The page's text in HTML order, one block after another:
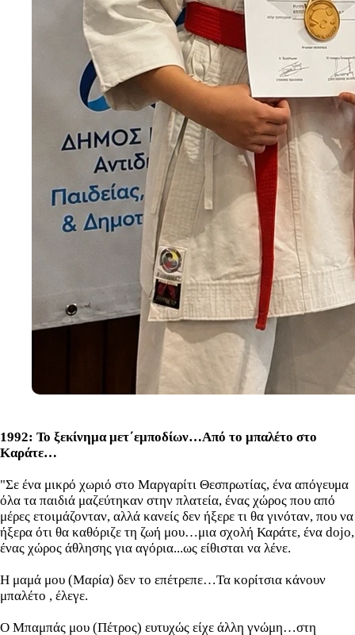
1992: Το ξεκίνημα μετ΄εμποδίων…Από το μπαλέτο στο
Καράτε…
"Σε ένα μικρό χωριό στο Μαργαρίτι Θεσπρωτίας, ένα απόγευμα
όλα τα παιδιά μαζεύτηκαν στην πλατεία, ένας χώρος που από
μέρες ετοιμάζονταν, αλλά κανείς δεν ήξερε τι θα γινόταν, που να
ήξερα ότι θα καθόριζε τη ζωή μου…μια σχολή Καράτε, ένα dojo,
ένας χώρος άθλησης για αγόρια...ως είθισται να λένε.
Η μαμά μου (Μαρία) δεν το επέτρεπε…Τα κορίτσια κάνουν
μπαλέτο , έλεγε.
Ο Μπαμπάς μου (Πέτρος) ευτυχώς είχε άλλη γνώμη…στη